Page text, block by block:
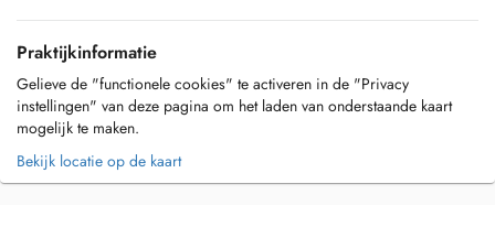
Praktijkinformatie
Gelieve de "functionele cookies" te activeren in de "Privacy
instellingen" van deze pagina om het laden van onderstaande kaart
mogelijk te maken.
Bekijk locatie op de kaart